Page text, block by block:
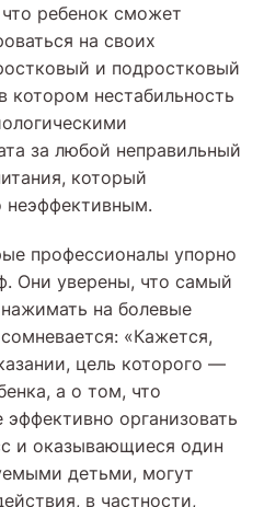
ребенок сможет
на своих
и подростковый
котором нестабильность
за любой неправильный
который
неэффективным.
профессионалы упорно
Они уверены, что самый
на болевые
«Кажется,
цель которого —
а о том, что
организовать
и оказывающиеся один
детьми, могут
в частности,